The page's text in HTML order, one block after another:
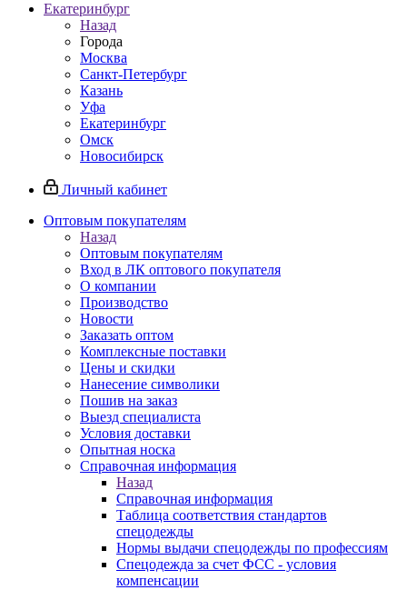
Екатеринбург
Назад
Города
Москва
Санкт-Петербург
Казань
Уфа
Екатеринбург
Омск
Новосибирск
Личный кабинет
Оптовым покупателям
Назад
Оптовым покупателям
Вход в ЛК оптового покупателя
О компании
Производство
Новости
Заказать оптом
Комплексные поставки
Цены и скидки
Нанесение символики
Пошив на заказ
Выезд специалиста
Условия доставки
Опытная носка
Справочная информация
Назад
Справочная информация
Таблица соответствия стандартов
спецодежды
Нормы выдачи спецодежды по профессиям
Спецодежда за счет ФСС - условия
компенсации